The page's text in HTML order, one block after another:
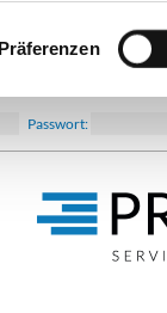
Präferenzen
Passwort: